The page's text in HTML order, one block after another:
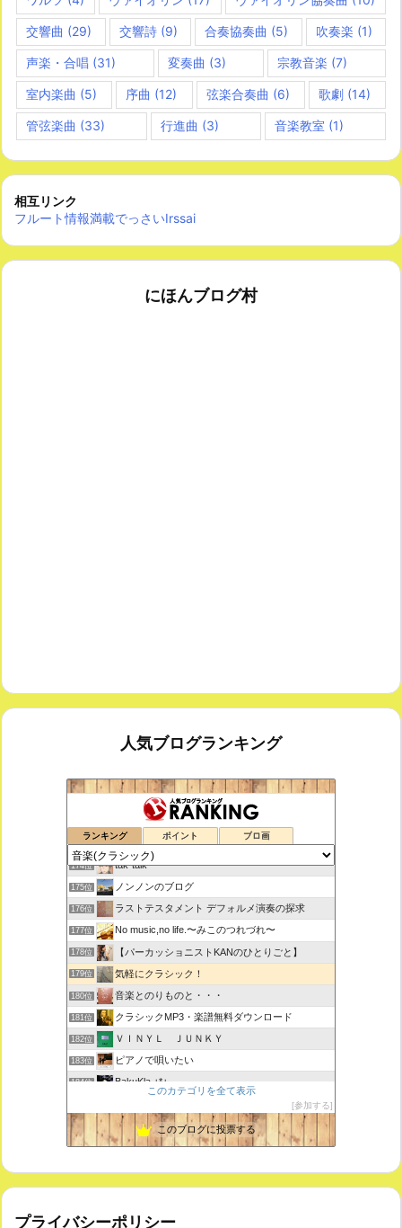
交響曲 (29) 交響詩(9) 合奏協奏曲 (5) 吹奏楽 (1)
声楽・合唱 (31) 変奏曲 (3) 宗教音楽 (7)
室内楽曲 (5) 序曲 (12) 弦楽合奏曲 (6) 歌劇(14)
管弦楽曲 (33) 行進曲 (3) 音楽教室 (1)
相互リンク
フルート情報満載でっさいIrssai
にほんブログ村
人気ブログランキング
ランキング ポイント ブロ画
室内楽コンサート・レッスンいたします
173位 ボチェッリ、イタリア、アモーレ！
174位 tak-talk
175位 ノンノンのブログ
176位 ラストテスタメント デフォルメ演奏の探求
177位 No music,no life.〜みこのつれづれ〜
178位 【パーカッショニストKANのひとりごと】
179位 気軽にクラシック！
180位 音楽とのりものと・・・
181位 クラシックMP3・楽譜無料ダウンロード
182位 ＶＩＮＹＬ ＪＵＮＫＹ
183位 ピアノで唄いたい
184位 BakuKla +*+
186位 ときどき書きます♪
このカテゴリを全て表示
参加する
このブログに投票する
プライバシーポリシー